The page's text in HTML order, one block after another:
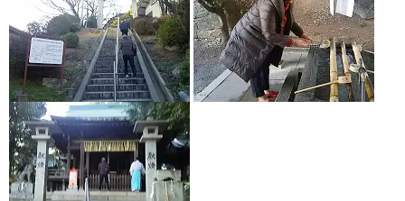
ご来店WEB予約